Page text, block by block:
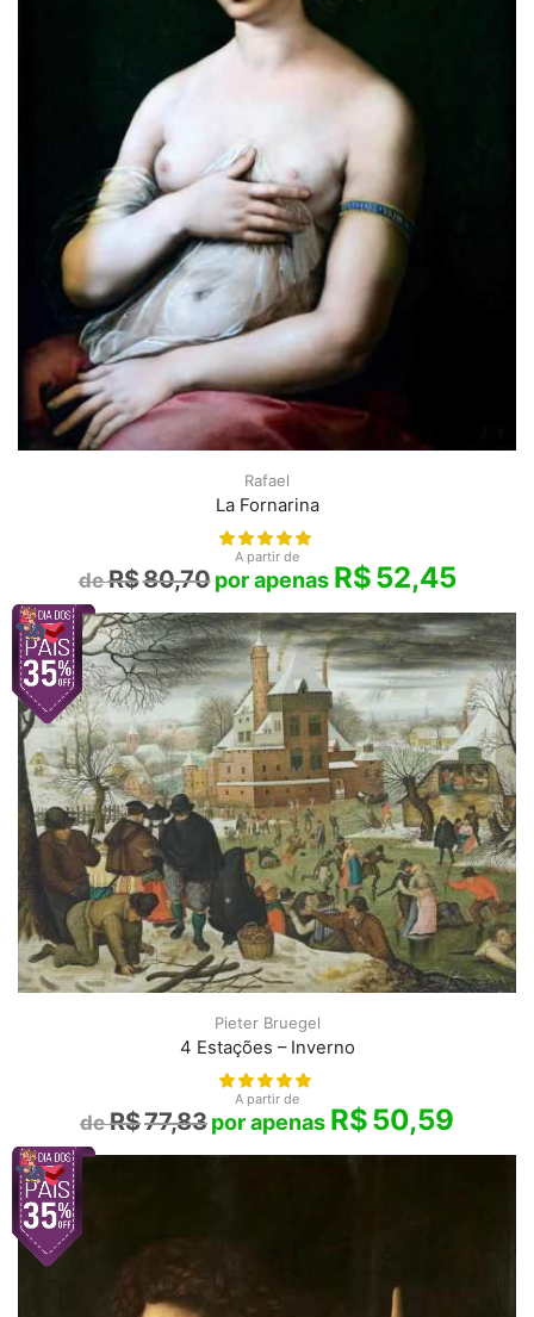
Rafael
La Fornarina
A partir de
R$80,70 R$52,45
Pieter Bruegel
4 Estações – Inverno
A partir de
R$77,83 R$50,59